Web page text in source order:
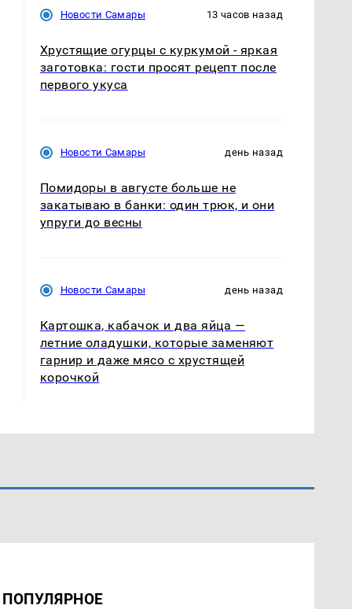
Новости Самары 13 часов назад
Хрустящие огурцы с куркумой - яркая
заготовка: гости просят рецепт после
первого укуса
Новости Самары день назад
Помидоры в августе больше не
закатываю в банки: один трюк, и они
упруги до весны
Новости Самары день назад
Картошка, кабачок и два яйца —
летние оладушки, которые заменяют
гарнир и даже мясо с хрустящей
корочкой
ПОПУЛЯРНОЕ